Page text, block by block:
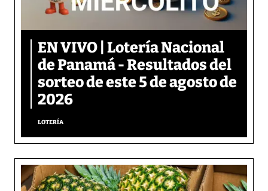
EN VIVO | Lotería Nacional
de Panamá - Resultados del
sorteo de este 5 de agosto de
2026
LOTERÍA